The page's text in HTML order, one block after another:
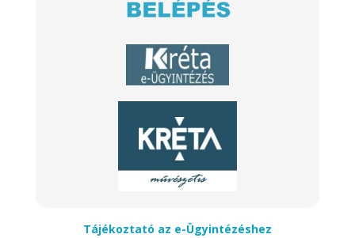
Tájékoztató az e-Ügyintézéshez